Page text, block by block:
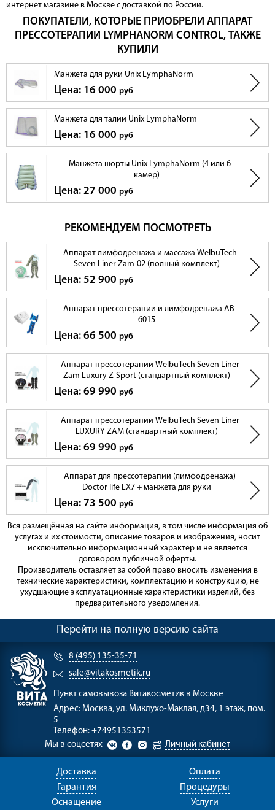
интернет магазине в Москве с доставкой по России.
ПОКУПАТЕЛИ, КОТОРЫЕ ПРИОБРЕЛИ АППАРАТ
ПРЕССОТЕРАПИИ LYMPHANORM CONTROL, ТАКЖЕ
КУПИЛИ
Манжета для руки Unix LymphaNorm
Цена: 16 000 руб
Манжета для талии Unix LymphaNorm
Цена: 16 000 руб
Манжета шорты Unix LymphaNorm (4 или 6
камер)
Цена: 27 000 руб
РЕКОМЕНДУЕМ ПОСМОТРЕТЬ
Аппарат лимфодренажа и массажа WelbuTech
Seven Liner Zam-02 (полный комплект)
Цена: 52 900 руб
Аппарат прессотерапии и лимфодренажа AB-
6015
Цена: 66 500 руб
Аппарат прессотерапии WelbuTech Seven Liner
Zam Luxury Z-Sport (стандартный комплект)
Цена: 69 990 руб
Аппарат прессотерапии WelbuTech Seven Liner
LUXURY ZAM (стандартный комплект)
Цена: 69 990 руб
Аппарат для прессотерапии (лимфодренажа)
Doctor life LX7 + манжета для руки
Цена: 73 500 руб
Вся размещённая на сайте информация, в том числе информация об
услугах и их стоимости, описание товаров и изображения, носит
исключительно информационный характер и не является
договором публичной оферты.
Производитель оставляет за собой право вносить изменения в
технические характеристики, комплектацию и конструкцию, не
ухудшающие эксплуатационные характеристики изделий, без
предварительного уведомления.
Перейти на полную версию сайта
8 (495) 135-35-71
sale@vitakosmetik.ru
Пункт самовывоза Витакосметик в Москве
Адрес: Москва, ул. Миклухо-Маклая, д34, 1 этаж, пом.
5
Телефон: +74951353571
Мы в соцсетях
Личный кабинет
Доставка
Оплата
Гарантия
Процедуры
Оснащение
Услуги